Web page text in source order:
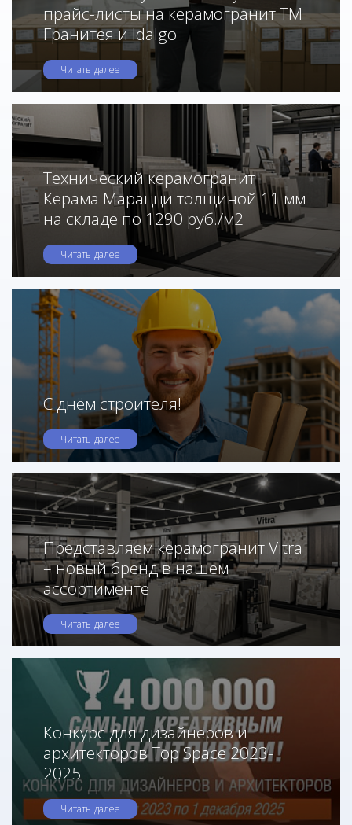
прайс-листы на керамогранит ТМ
Гранитея и Idalgo
Читать далее
Технический керамогранит
Керама Марацци толщиной 11 мм
на складе по 1290 руб./м2
Читать далее
С днём строителя!
Читать далее
Представляем керамогранит Vitra
– новый бренд в нашем
ассортименте
Читать далее
Конкурс для дизайнеров и
архитекторов Top Space 2023-
2025
Читать далее